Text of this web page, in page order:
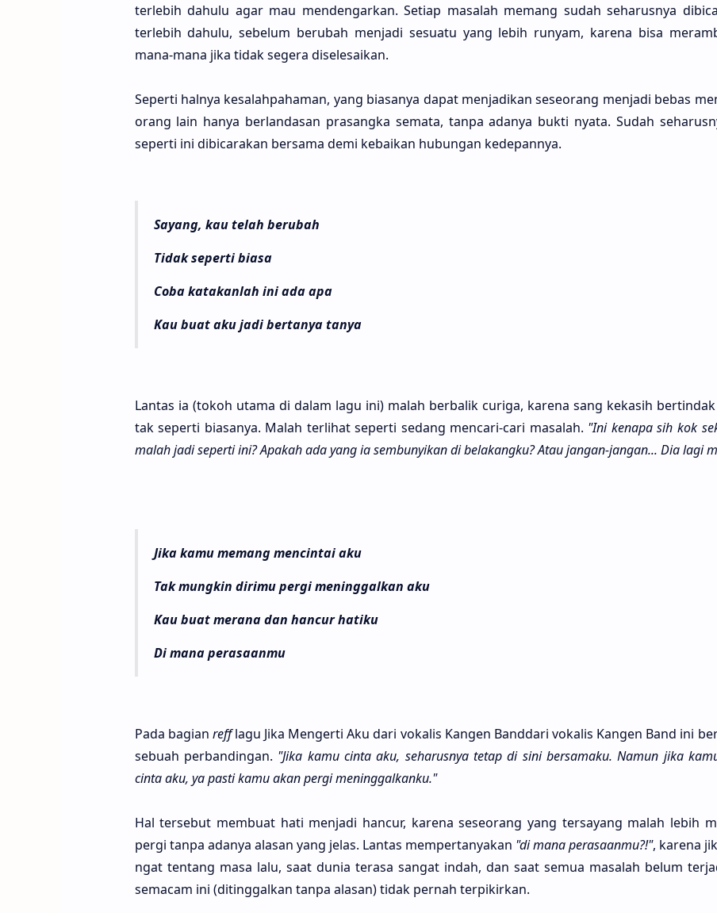
terle­bih dahu­lu agar mau mendengar­kan. Seti­ap masa­lah memang sudah seharus­nya
terle­bih dahu­lu, sebe­lum beru­bah menja­di sesua­tu yang lebih runyam, kare­na bisa
mana-mana jika tidak sege­ra diselesai­kan.
Seper­ti hal­nya kesalahpaha­man, yang biasa­nya dapat menjadi­kan seseo­rang menja­di bebas
orang lain hanya berlanda­san prasang­ka sema­ta, tanpa ada­nya bukti nyata. Sudah
seper­ti ini dibicara­kan bersa­ma demi kebai­kan hubu­ngan kedepan­nya.
Sayang, kau telah berubah
Tidak seperti biasa
Coba katakanlah ini ada apa
Kau buat aku jadi bertanya tanya
Lan­tas ia (tokoh utama di dalam lagu ini) malah berba­lik curi­ga, kare­na sang keka­sih
tak seper­ti biasa­nya. Malah terli­hat seper­ti sedang menca­ri-cari masa­lah. "Ini kena­pa sih kok
malah jadi seper­ti ini? Apa­kah ada yang ia sembunyi­kan di belakang­ku? Atau jangan-jangan... Dia lagi
Jika kamu memang mencintai aku
Tak mungkin dirimu pergi meninggalkan aku
Kau buat merana dan hancur hatiku
Di mana perasaanmu
Pada bagi­an refflagu Jika Menger­ti Aku dari voka­lis Kangen Bandda­ri voka­lis Kangen Band ini
sebu­ah perbandi­ngan. "Jika kamu cinta aku, seharus­nya tetap di sini bersama­ku. Namun jika
cinta aku, ya pasti kamu akan pergi meninggalkan­ku."
Hal terse­but membu­at hati menja­di han­cur, kare­na seseo­rang yang tersa­yang malah lebih
pergi tanpa ada­nya ala­san yang jelas. Lan­tas mempertanya­kan "di mana perasaan­mu?!", kare­na
ngat ten­tang masa lalu, saat dunia tera­sa sangat indah, dan saat semua masa­lah belum
sema­cam ini (ditinggal­kan tanpa ala­san) tidak per­nah terpikir­kan.